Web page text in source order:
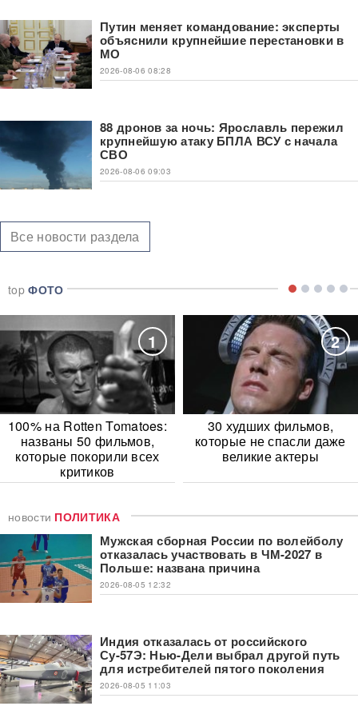
Путин меняет командование: эксперты
объяснили крупнейшие перестановки в
МО
2026-08-06 08:28
88 дронов за ночь: Ярославль пережил
крупнейшую атаку БПЛА ВСУ с начала
СВО
2026-08-06 09:03
Все новости раздела
topФОТО
1
100% на Rotten Tomatoes:
названы 50 фильмов,
которые покорили всех
критиков
2
30 худших фильмов,
которые не спасли даже
великие актеры
новости ПОЛИТИКА
Мужская сборная России по волейболу
отказалась участвовать в ЧМ-2027 в
Польше: названа причина
2026-08-05 12:32
Индия отказалась от российского
Су-57Э: Нью-Дели выбрал другой путь
для истребителей пятого поколения
2026-08-05 11:03